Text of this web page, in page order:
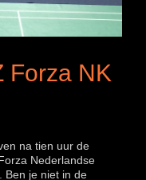
Forza NK
na tien uur de
Nederlandse
Ben je niet in de